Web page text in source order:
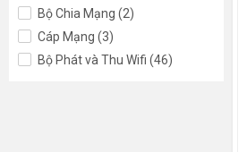
Bộ Chia Mạng (2)
Cáp Mạng (3)
Bộ Phát và Thu Wifi (46)